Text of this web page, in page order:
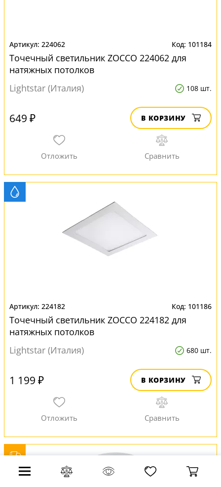
224062 101184
Точечный светильник ZOCCO 224062 для
натяжных потолков
Lightstar (Италия)
108 шт.
649 ₽ В КОРЗИНУ
224182 101186
Точечный светильник ZOCCO 224182 для
натяжных потолков
Lightstar (Италия)
680 шт.
1 199 ₽ В КОРЗИНУ